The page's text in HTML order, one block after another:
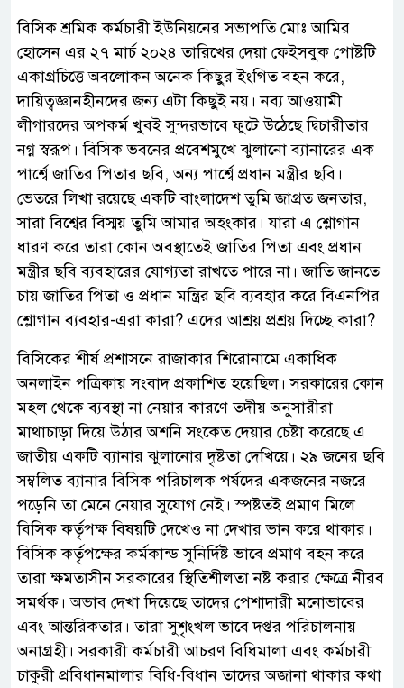
বিসিক শ্রমিক কর্মচারী ইউনিয়নের সভাপতি মোঃ আমির
হোসেন এর ২৭ মার্চ ২০২৪ তারিখের দেয়া ফেইসবুক পোষ্টটি
একাগ্রচিত্তে অবলোকন অনেক কিছুর ইংগিত বহন করে,
দায়িত্বজ্ঞানহীনদের জন্য এটা কিছুই নয়। নব্য আওয়ামী
লীগারদের অপকর্ম খুবই সুন্দরভাবে ফুটে উঠেছে দ্বিচারীতার
নগ্ন স্বরূপ। বিসিক ভবনের প্রবেশমুখে ঝুলানো ব্যানারের এক
পার্শ্বে জাতির পিতার ছবি, অন্য পার্শ্বে প্রধান মন্ত্রীর ছবি।
ভেতরে লিখা রয়েছে একটি বাংলাদেশ তুমি জাগ্রত জনতার,
সারা বিশ্বের বিস্ময় তুমি আমার অহংকার। যারা এ শ্লোগান
ধারণ করে তারা কোন অবস্থাতেই জাতির পিতা এবং প্রধান
মন্ত্রীর ছবি ব্যবহারের যোগ্যতা রাখতে পারে না। জাতি জানতে
চায় জাতির পিতা ও প্রধান মন্ত্রির ছবি ব্যবহার করে বিএনপির
শ্লোগান ব্যবহার-এরা কারা? এদের আশ্রয় প্রশ্রয় দিচ্ছে কারা?
বিসিকের শীর্ষ প্রশাসনে রাজাকার শিরোনামে একাধিক
অনলাইন পত্রিকায় সংবাদ প্রকাশিত হয়েছিল। সরকারের কোন
মহল থেকে ব্যবস্থা না নেয়ার কারণে তদীয় অনুসারীরা
মাথাচাড়া দিয়ে উঠার অশনি সংকেত দেয়ার চেষ্টা করেছে এ
জাতীয় একটি ব্যানার ঝুলানোর দৃষ্টতা দেখিয়ে। ২৯ জনের ছবি
সম্বলিত ব্যানার বিসিক পরিচালক পর্ষদের একজনের নজরে
পড়েনি তা মেনে নেয়ার সুযোগ নেই। স্পষ্টতই প্রমাণ মিলে
বিসিক কর্তৃপক্ষ বিষয়টি দেখেও না দেখার ভান করে থাকার।
বিসিক কর্তৃপক্ষের কর্মকান্ড সুনির্দিষ্ট ভাবে প্রমাণ বহন করে
তারা ক্ষমতাসীন সরকারের স্থিতিশীলতা নষ্ট করার ক্ষেত্রে নীরব
সমর্থক। অভাব দেখা দিয়েছে তাদের পেশাদারী মনোভাবের
এবং আন্তরিকতার। তারা সুশৃংখল ভাবে দপ্তর পরিচালনায়
অনাগ্রহী। সরকারী কর্মচারী আচরণ বিধিমালা এবং কর্মচারী
চাকুরী প্রবিধানমালার বিধি-বিধান তাদের অজানা থাকার কথা